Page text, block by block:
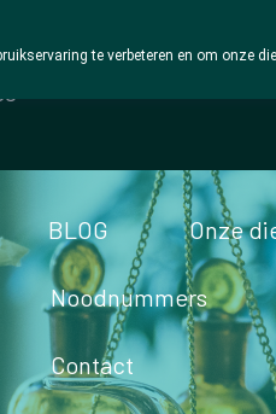
BLOG Onze
Noodnummers
Contact
te verbeteren en om onze